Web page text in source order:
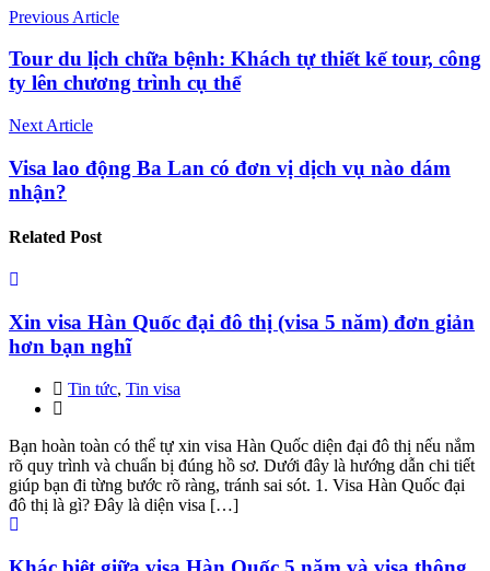
Previous Article
Tour du lịch chữa bệnh: Khách tự thiết kế tour, công
ty lên chương trình cụ thể
Next Article
Visa lao động Ba Lan có đơn vị dịch vụ nào dám
nhận?
Related Post
Xin visa Hàn Quốc đại đô thị (visa 5 năm) đơn giản
hơn bạn nghĩ
Tin tức, Tin visa
Bạn hoàn toàn có thể tự xin visa Hàn Quốc diện đại đô thị nếu nắm
rõ quy trình và chuẩn bị đúng hồ sơ. Dưới đây là hướng dẫn chi tiết
giúp bạn đi từng bước rõ ràng, tránh sai sót. 1. Visa Hàn Quốc đại
đô thị là gì? Đây là diện visa […]